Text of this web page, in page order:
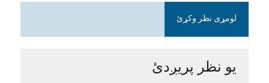
لومړی نظر وکړئ
یو نظر پریږدئ